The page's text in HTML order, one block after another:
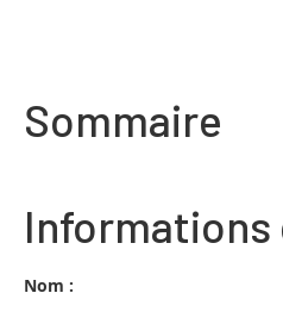
Sommaire
Informations
Nom :